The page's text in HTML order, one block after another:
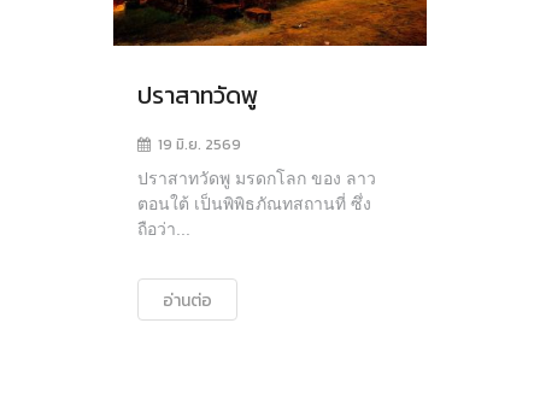
ปราสาทวัดพู
19 มิ.ย. 2569
ปราสาทวัดพู มรดกโลก ของ ลาว
ตอนใต้ เป็นพิพิธภัณทสถานที่ ซึ่ง
ถือว่า...
อ่านต่อ